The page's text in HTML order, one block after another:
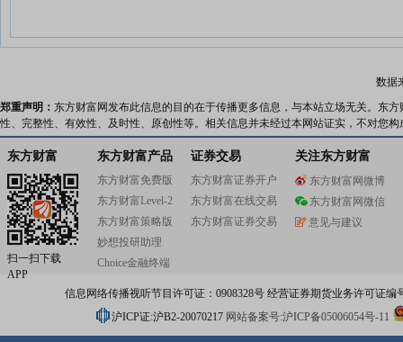
数据
郑重声明： 东方财富网发布此信息的目的在于传播更多信息，与本站立场无关。东
性、完整性、有效性、及时性、原创性等。相关信息并未经过本网站证实，不对您
东方财富
扫一扫下载
APP
东方财富产品
东方财富免费版
东方财富Level-2
东方财富策略版
妙想投研助理
Choice金融终端
证券交易
东方财富证券开户
东方财富在线交易
东方财富证券交易
关注东方财富
东方财富网微博
东方财富网微信
意见与建议
信息网络传播视听节目许可证：0908328号 经营证券期货业务许可证编
沪ICP证:沪B2-20070217 网站备案号:沪ICP备05006054号-11